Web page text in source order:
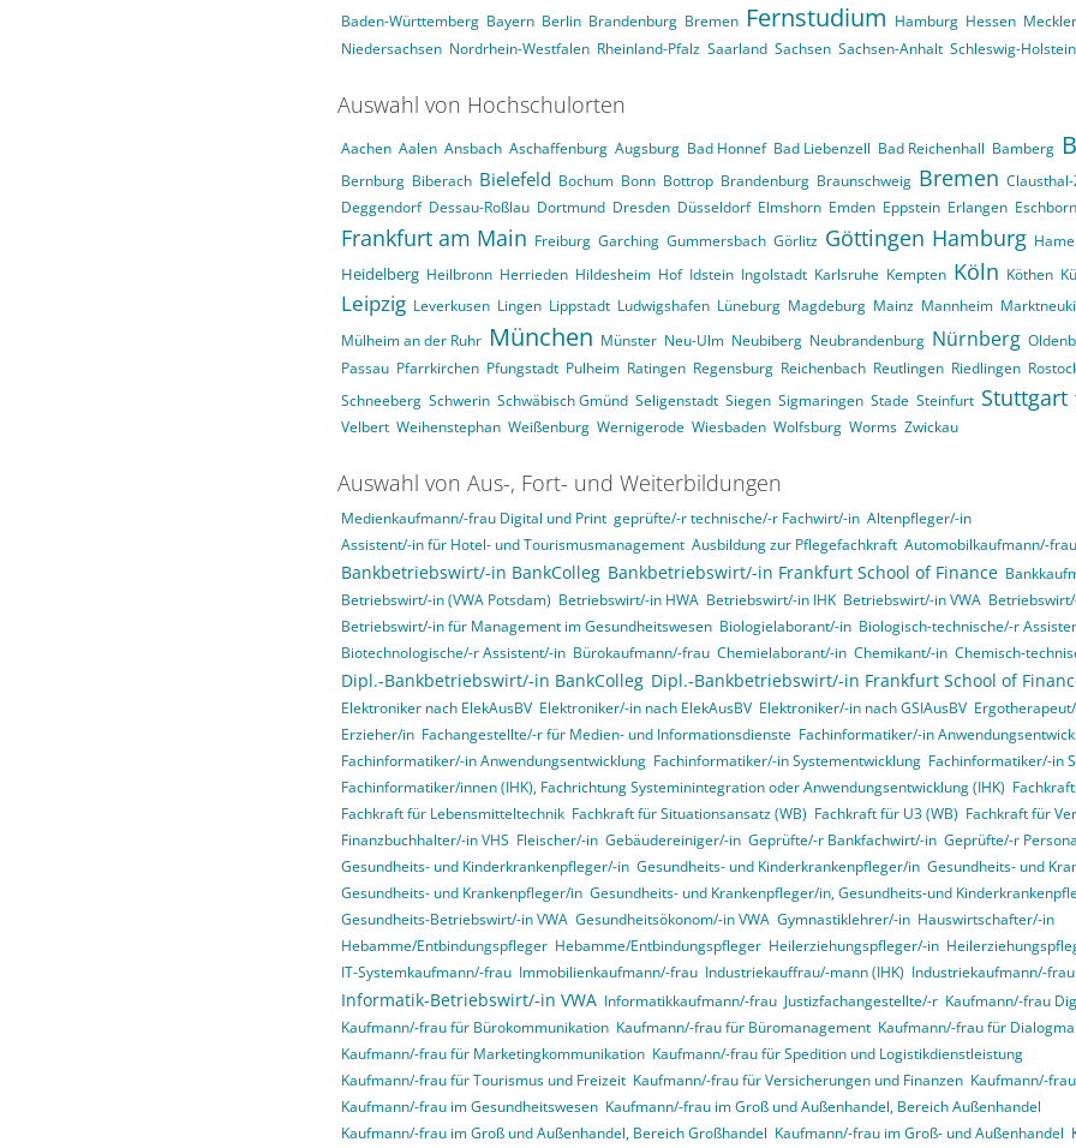
Baden-Württemberg Bayern Berlin Brandenburg Bremen Fernstudium Hamburg Hessen
Niedersachsen Nordrhein-Westfalen Rheinland-Pfalz Saarland Sachsen Sachsen-Anhalt Schleswig-Holstein
Auswahl von Hochschulorten
Aachen Aalen Ansbach Aschaffenburg Augsburg Bad Honnef Bad Liebenzell Bad Reichenhall Bamberg
Bernburg Biberach Bielefeld Bochum Bonn Bottrop Brandenburg Braunschweig Bremen
Deggendorf Dessau-Roßlau Dortmund Dresden Düsseldorf Elmshorn Emden Eppstein Erlangen Eschborn
Frankfurt am Main Freiburg Garching Gummersbach Görlitz Göttingen Hamburg
Heidelberg Heilbronn Herrieden Hildesheim Hof Idstein Ingolstadt Karlsruhe Kempten Köln Köthen
Leipzig Leverkusen Lingen Lippstadt Ludwigshafen Lüneburg Magdeburg Mainz Mannheim
Mülheim an der Ruhr München Münster Neu-Ulm Neubiberg Neubrandenburg Nürnberg
Passau Pfarrkirchen Pfungstadt Pulheim Ratingen Regensburg Reichenbach Reutlingen Riedlingen
Schneeberg Schwerin Schwäbisch Gmünd Seligenstadt Siegen Sigmaringen Stade Steinfurt Stuttgart
Velbert Weihenstephan Weißenburg Wernigerode Wiesbaden Wolfsburg Worms Zwickau
Auswahl von Aus-, Fort- und Weiterbildungen
Medienkaufmann/-frau Digital und Print geprüfte/-r technische/-r Fachwirt/-in Altenpfleger/-in
Assistent/-in für Hotel- und Tourismusmanagement Ausbildung zur Pflegefachkraft Automobilkaufmann/-frau
Bankbetriebswirt/-in BankColleg Bankbetriebswirt/-in Frankfurt School of Finance
Betriebswirt/-in (VWA Potsdam) Betriebswirt/-in HWA Betriebswirt/-in IHK Betriebswirt/-in VWA
Betriebswirt/-in für Management im Gesundheitswesen Biologielaborant/-in Biologisch-technische/-r
Biotechnologische/-r Assistent/-in Bürokaufmann/-frau Chemielaborant/-in Chemikant/-in Chemisch-
Dipl.-Bankbetriebswirt/-in BankColleg Dipl.-Bankbetriebswirt/-in Frankfurt School of
Elektroniker nach ElekAusBV Elektroniker/-in nach ElekAusBV Elektroniker/-in nach GSIAusBV
Erzieher/in Fachangestellte/-r für Medien- und Informationsdienste Fachinformatiker/-in
Fachinformatiker/-in Anwendungsentwicklung Fachinformatiker/-in Systementwicklung Fachinformatiker/-in
Fachinformatiker/innen (IHK), Fachrichtung Systeminintegration oder Anwendungsentwicklung (IHK)
Fachkraft für Lebensmitteltechnik Fachkraft für Situationsansatz (WB) Fachkraft für U3 (WB) Fachkraft für
Finanzbuchhalter/-in VHS Fleischer/-in Gebäudereiniger/-in Geprüfte/-r Bankfachwirt/-in Geprüfte/-r
Gesundheits- und Kinderkrankenpfleger/-in Gesundheits- und Kinderkrankenpfleger/in Gesundheits- und
Gesundheits- und Krankenpfleger/in Gesundheits- und Krankenpfleger/in, Gesundheits-und
Gesundheits-Betriebswirt/-in VWA Gesundheitsökonom/-in VWA Gymnastiklehrer/-in Hauswirtschafter/-in
Hebamme/Entbindungspfleger Hebamme/Entbindungspfleger Heilerziehungspfleger/-in
IT-Systemkaufmann/-frau Immobilienkaufmann/-frau Industriekauffrau/-mann (IHK) Industriekaufmann/-frau
Informatik-Betriebswirt/-in VWA Informatikkaufmann/-frau Justizfachangestellte/-r Kaufmann/-frau
Kaufmann/-frau für Bürokommunikation Kaufmann/-frau für Büromanagement Kaufmann/-frau für
Kaufmann/-frau für Marketingkommunikation Kaufmann/-frau für Spedition und Logistikdienstleistung
Kaufmann/-frau für Tourismus und Freizeit Kaufmann/-frau für Versicherungen und Finanzen Kaufmann/-
Kaufmann/-frau im Gesundheitswesen Kaufmann/-frau im Groß und Außenhandel, Bereich Außenhandel
Kaufmann/-frau im Groß und Außenhandel, Bereich Großhandel Kaufmann/-frau im Groß- und Außenhandel